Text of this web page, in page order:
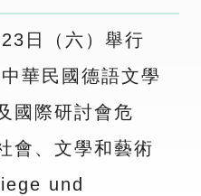
日（六）舉行
華民國德語文學
國際研討會危
會、文學和藝術
und